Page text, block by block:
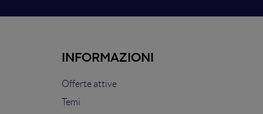
INFORMAZIONI
Offerte attive
Temi